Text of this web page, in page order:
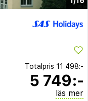
Totalpris 11 498:-
5 749:-
läs mer